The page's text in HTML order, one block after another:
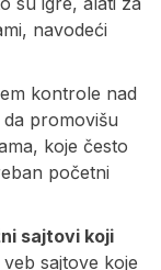
navodeći
kontrole nad
promovišu
koje često
početni
sajtovi koji
sajtove koje